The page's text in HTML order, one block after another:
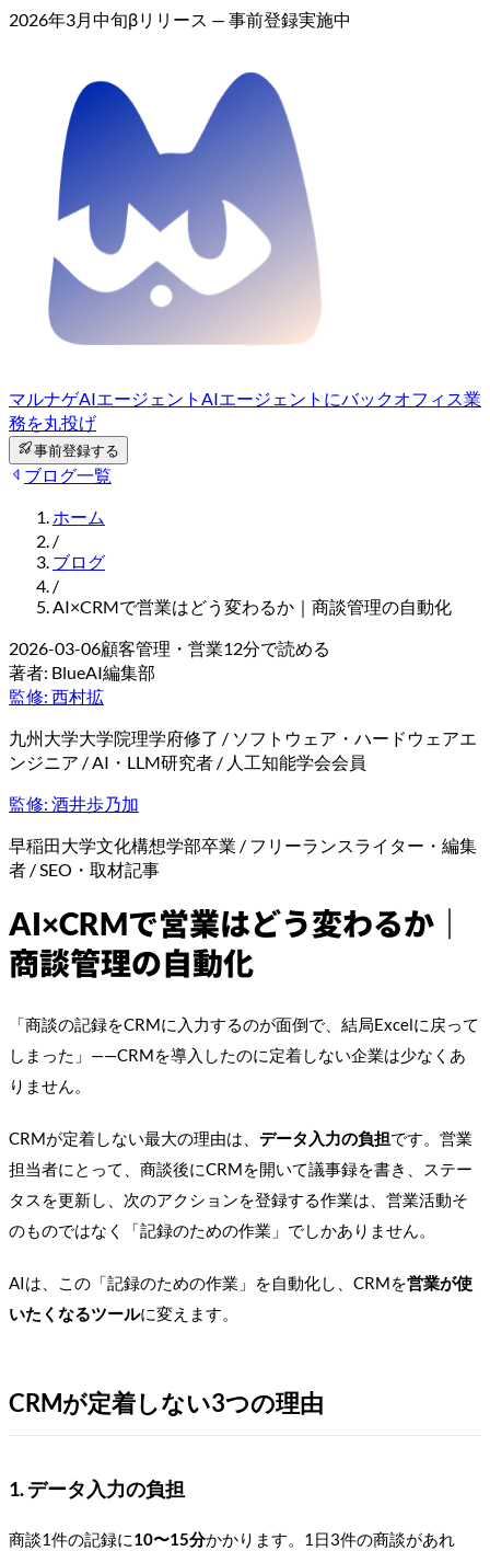
2026年3月中旬βリリース — 事前登録実施中
マルナゲAIエージェント AIエージェントにバックオフィス業
務を丸投げ
事前登録する
ブログ一覧
ホーム
/
ブログ
/
AI×CRMで営業はどう変わるか｜商談管理の自動化
2026-03-06顧客管理・営業12分で読める
著者: BlueAI編集部
監修: 西村拡
九州大学大学院理学府修了 / ソフトウェア・ハードウェアエ
ンジニア / AI・LLM研究者 / 人工知能学会会員
監修: 酒井歩乃加
早稲田大学文化構想学部卒業 / フリーランスライター・編集
者 / SEO・取材記事
AI×CRMで営業はどう変わるか｜
商談管理の自動化
「商談の記録をCRMに入力するのが面倒で、結局Excelに戻って
しまった」——CRMを導入したのに定着しない企業は少なくあ
りません。
CRMが定着しない最大の理由は、 データ入力の負担です。営業
担当者にとって、商談後にCRMを開いて議事録を書き、ステー
タスを更新し、次のアクションを登録する作業は、営業活動そ
のものではなく「記録のための作業」でしかありません。
AIは、この「記録のための作業」を自動化し、CRMを営業が使
いたくなるツールに変えます。
CRMが定着しない3つの理由
1. データ入力の負担
商談1件の記録に10〜15分かかります。1日3件の商談があれ